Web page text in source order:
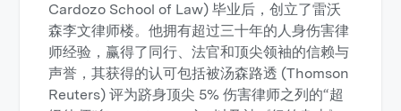
Cardozo School of Law) 毕业后，创立了雷沃
森李文律师楼。他拥有超过三十年的人身伤害律
师经验，赢得了同行、法官和顶尖领袖的信赖与
声誉，其获得的认可包括被汤森路透 (Thomson
Reuters) 评为跻身顶尖 5% 伤害律师之列的“超